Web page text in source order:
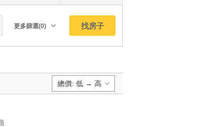
更多篩選(0) 找房子
東
總價: 低 → 高